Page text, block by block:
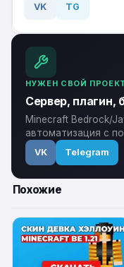
VK TG
НУЖЕН СВОЙ
Сервер, плагин,
Minecraft Bedrock/
автоматизация с
VK Telegram
Похожие